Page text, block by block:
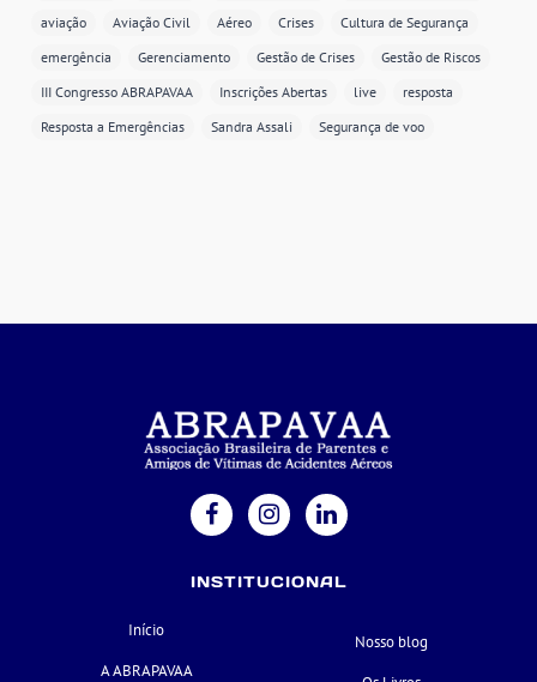
aviação
Aviação Civil Aéreo Crises
Cultura de Segurança
emergência
Gerenciamento Gestão de Crises
Gestão de Riscos
III Congresso ABRAPAVAA
Inscrições Abertas live
resposta
Resposta a Emergências
Sandra Assali Segurança de voo
INSTITUCIONAL
Início
A ABRAPAVAA
Nosso blog